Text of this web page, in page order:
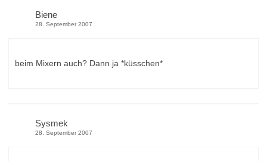
Biene
28. September 2007
beim Mixern auch? Dann ja *küsschen*
Sysmek
28. September 2007